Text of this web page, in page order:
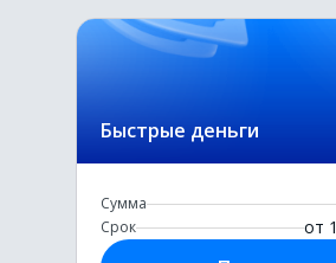
Быстрые деньги
Сумма
Срок от 1